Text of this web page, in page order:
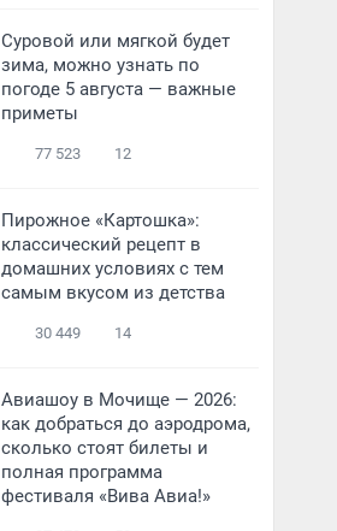
Суровой или мягкой будет
зима, можно узнать по
погоде 5 августа — важные
приметы
77 523 12
Пирожное «Картошка»:
классический рецепт в
домашних условиях с тем
самым вкусом из детства
30 449 14
Авиашоу в Мочище — 2026:
как добраться до аэродрома,
сколько стоят билеты и
полная программа
фестиваля «Вива Авиа!»